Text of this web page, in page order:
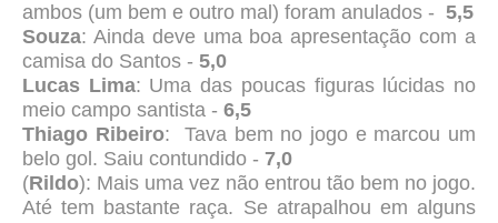
ambos (um bem e outro mal) foram anulados - 5,5
Souza: Ainda deve uma boa apresentação com a
camisa do Santos - 5,0
Lucas Lima: Uma das poucas figuras lúcidas no
meio campo santista - 6,5
Thiago Ribeiro: Tava bem no jogo e marcou um
belo gol. Saiu contundido - 7,0
(Rildo): Mais uma vez não entrou tão bem no jogo.
Até tem bastante raça. Se atrapalhou em alguns